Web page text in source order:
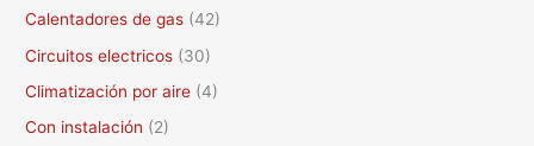
:Calentadores de gas (42)
Circuitos electricos (30)
Climatización por aire (4)
Con instalación (2)